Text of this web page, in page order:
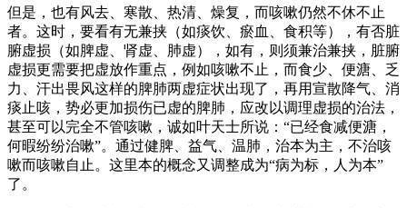
但是，也有风去、寒散、热清、燥复，而咳嗽仍然不休不止
者。这时，要看有无兼挟（如痰饮、瘀血、食积等），有否脏
腑虚损（如脾虚、肾虚、肺虚），如有，则须兼治兼挟，脏腑
虚损更需要把虚放作重点，例如咳嗽不止，而食少、便溏、乏
力、汗出畏风这样的脾肺两虚症状出现了，再用宣散降气、消
痰止咳，势必更加损伤已虚的脾肺，应改以调理虚损的治法，
甚至可以完全不管咳嗽，诚如叶天士所说：“已经食减便溏，
何暇纷纷治嗽”。通过健脾、益气、温肺，治本为主，不治咳
嗽而咳嗽自止。这里本的概念又调整成为“病为标，人为本”
了。